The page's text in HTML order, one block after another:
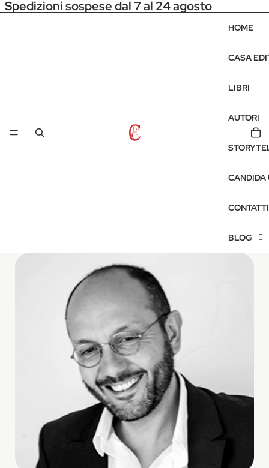
Spedizioni sospese dal 7 al 24 agosto
HOME
CASA
LIBRI
AUTORI
CANDIDA
CONTATTI
BLOG